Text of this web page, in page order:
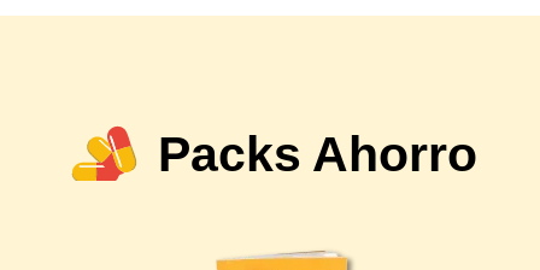
Packs Ahorro
me compréis.